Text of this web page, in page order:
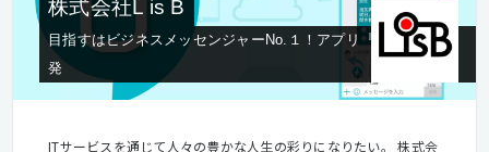
株式会社L is B
目指すはビジネスメッセンジャーNo.１！アプリ『direct』を開
発
ITサービスを通じて人々の豊かな人生の彩りになりたい。 株式会